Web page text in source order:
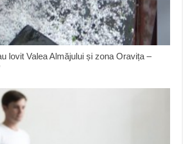
lovit Valea Almăjului și zona Oravița –